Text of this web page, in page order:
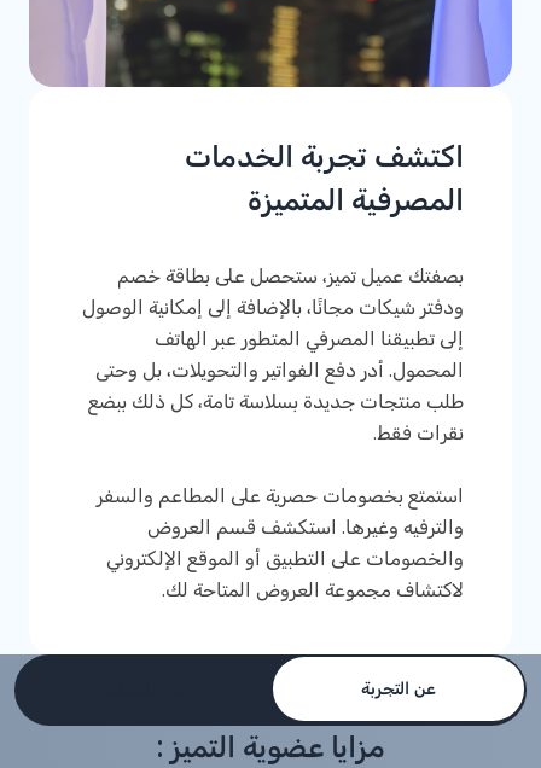
اكتشف تجربة الخدمات
المصرفية المتميزة
بصفتك عميل تميز، ستحصل على بطاقة خصم
ودفتر شيكات مجانًا، بالإضافة إلى إمكانية الوصول
إلى تطبيقنا المصرفي المتطور عبر الهاتف
المحمول. أدر دفع الفواتير والتحويلات، بل وحتى
طلب منتجات جديدة بسلاسة تامة، كل ذلك ببضع
نقرات فقط.
استمتع بخصومات حصرية على المطاعم والسفر
والترفيه وغيرها. استكشف قسم العروض
والخصومات على التطبيق أو الموقع الإلكتروني
لاكتشاف مجموعة العروض المتاحة لك.
عن التجربة
مزايا عضوية التميز :